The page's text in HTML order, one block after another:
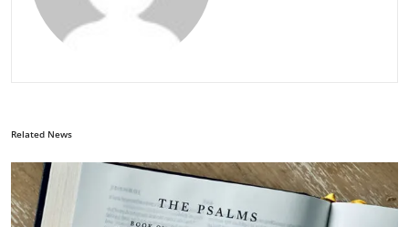
Related News